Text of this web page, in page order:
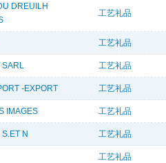
DREUILH
工艺礼品
工艺礼品
SARL 工艺礼品
-EXPORT 工艺礼品
IMAGES 工艺礼品
N 工艺礼品
工艺礼品